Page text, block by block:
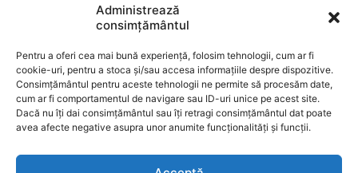
Administrează
consimțământul
Pentru a oferi cea mai bună experiență, folosim tehnologii, cum ar fi
cookie-uri, pentru a stoca și/sau accesa informațiile despre dispozitive.
Consimțământul pentru aceste tehnologii ne permite să procesăm date,
cum ar fi comportamentul de navigare sau ID-uri unice pe acest site.
Dacă nu îți dai consimțământul sau îți retragi consimțământul dat poate
avea afecte negative asupra unor anumite funcționalități și funcții.
Contact